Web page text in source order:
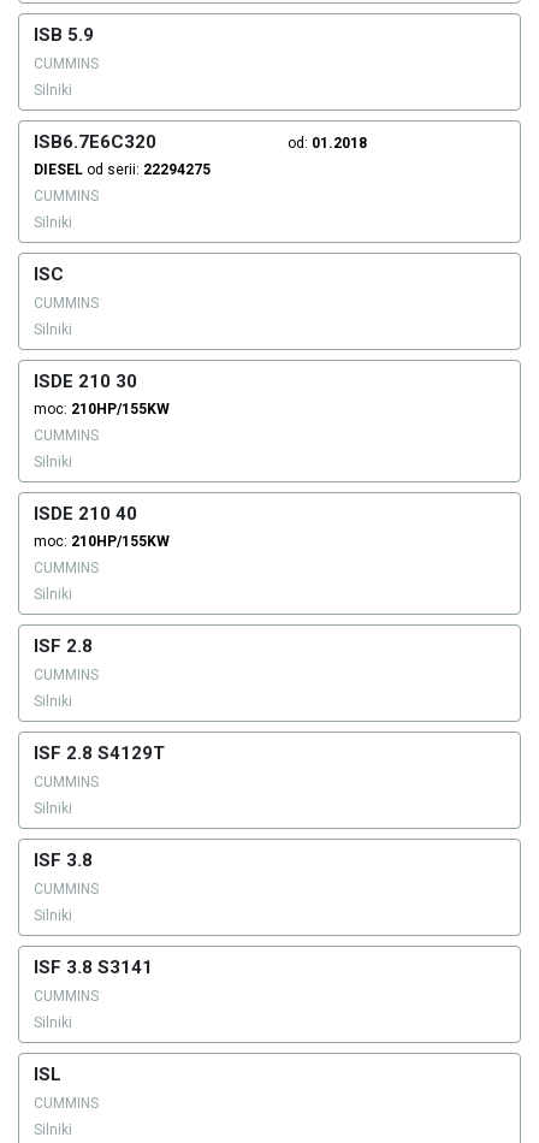
ISB 5.9
CUMMINS
Silniki
ISB6.7E6C320 od: 01.2018
DIESEL od serii: 22294275
CUMMINS
Silniki
ISC
CUMMINS
Silniki
ISDE 210 30
moc: 210HP/155KW
CUMMINS
Silniki
ISDE 210 40
moc: 210HP/155KW
CUMMINS
Silniki
ISF 2.8
CUMMINS
Silniki
ISF 2.8 S4129T
CUMMINS
Silniki
ISF 3.8
CUMMINS
Silniki
ISF 3.8 S3141
CUMMINS
Silniki
ISL
CUMMINS
Silniki